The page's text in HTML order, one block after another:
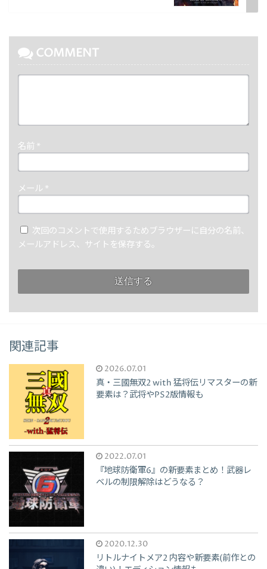
COMMENT
名前 *
メール *
次回のコメントで使用するためブラウザーに自分の名前、
メールアドレス、サイトを保存する。
関連記事
2026.07.01
真・三國無双2 with 猛将伝リマスターの新
要素は？武将やPS2版情報も
2022.07.01
『地球防衛軍6』の新要素まとめ！武器レ
ベルの制限解除はどうなる？
2020.12.30
リトルナイトメア2 内容や新要素(前作との